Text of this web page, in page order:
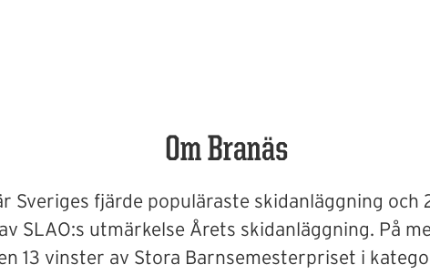
Om Branäs
Sveriges fjärde populäraste skidanläggning och
SLAO:s utmärkelse Årets skidanläggning. På
13 vinster av Stora Barnsemesterpriset i